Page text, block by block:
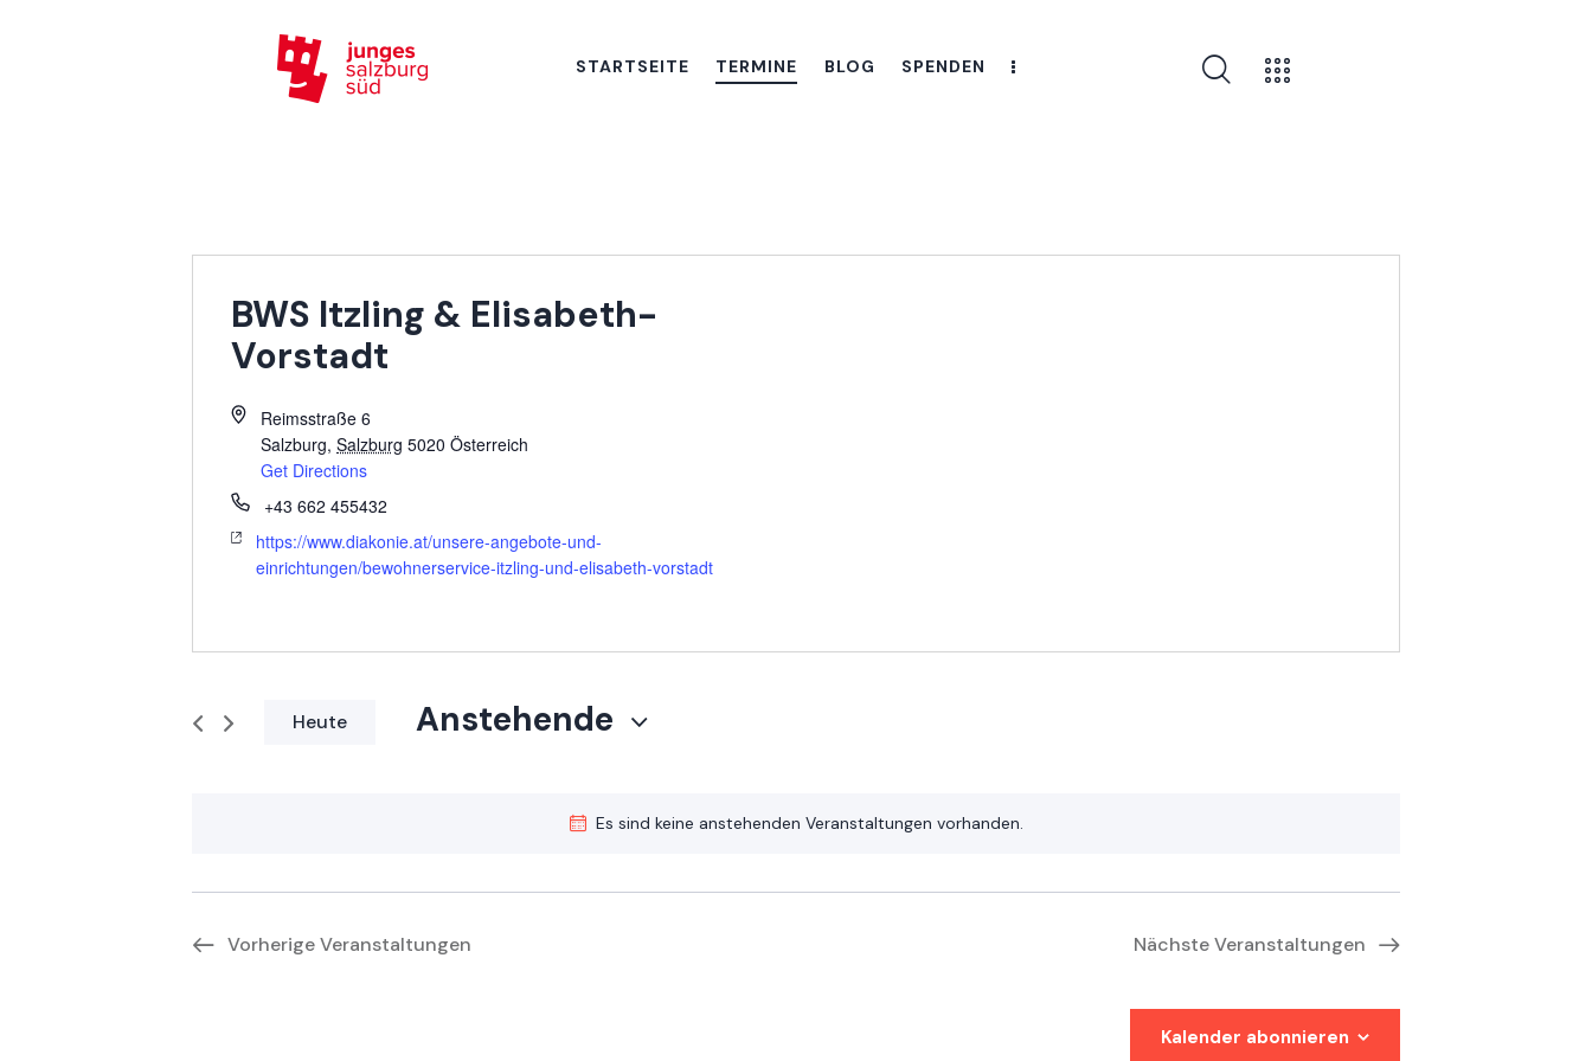
STARTSEITE TERMINE BLOG SPENDEN
Es sind keine anstehenden Veranstaltungen vorhanden.
BWS Itzling & Elisabeth-
Vorstadt
Reimsstraße 6
Salzburg, Salzburg 5020 Österreich
Get Directions
+43 662 455432
https://www.diakonie.at/unsere-angebote-und-
einrichtungen/bewohnerservice-itzling-und-elisabeth-vorstadt
Heute Anstehende
ä
VorherigeVeranstaltungen NächsteVeranstaltungen
Kalender abonnieren